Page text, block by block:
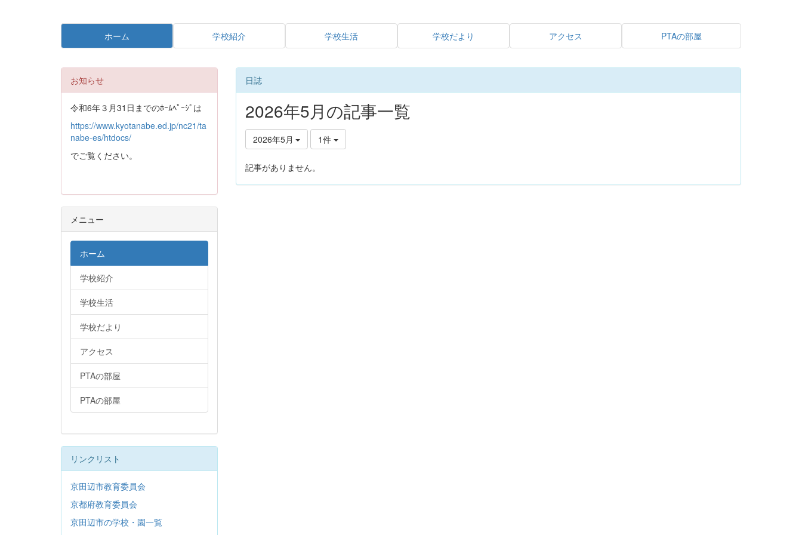
ホーム 学校紹介 学校生活 学校だより アクセス PTAの部屋
日誌
2026年5月の記事一覧
2026年5月 1件
記事がありません。
お知らせ
令和6年３月31日までのﾎｰﾑﾍﾟｰｼﾞは
https://www.kyotanabe.ed.jp/nc21/ta
nabe-es/htdocs/
でご覧ください。
メニュー
ホーム
学校紹介
学校生活
学校だより
アクセス
PTAの部屋
PTAの部屋
リンクリスト
京田辺市教育委員会
京都府教育委員会
京田辺市の学校・園一覧